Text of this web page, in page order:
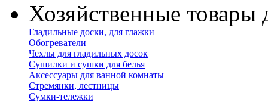
Хозяйственные товары
Гладильные доски, для глажки
Обогреватели
Чехлы для гладильных досок
Сушилки и сушки для белья
Аксессуары для ванной комнаты
Стремянки, лестницы
Сумки-тележки